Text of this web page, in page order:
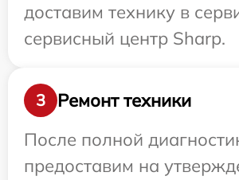
доставим технику в
сервисный центр Sharp.
3
Ремонт техники
После полной
предоставим на